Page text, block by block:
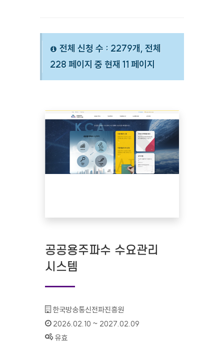
전체 신청 수 : 2279개, 전체
228 페이지 중 현재 11 페이지
공공용주파수 수요관리
시스템
기관명 :
한국방송통신전파진흥원
인증기간 :
2026.02.10 ~ 2027.02.09
상태 :
유효